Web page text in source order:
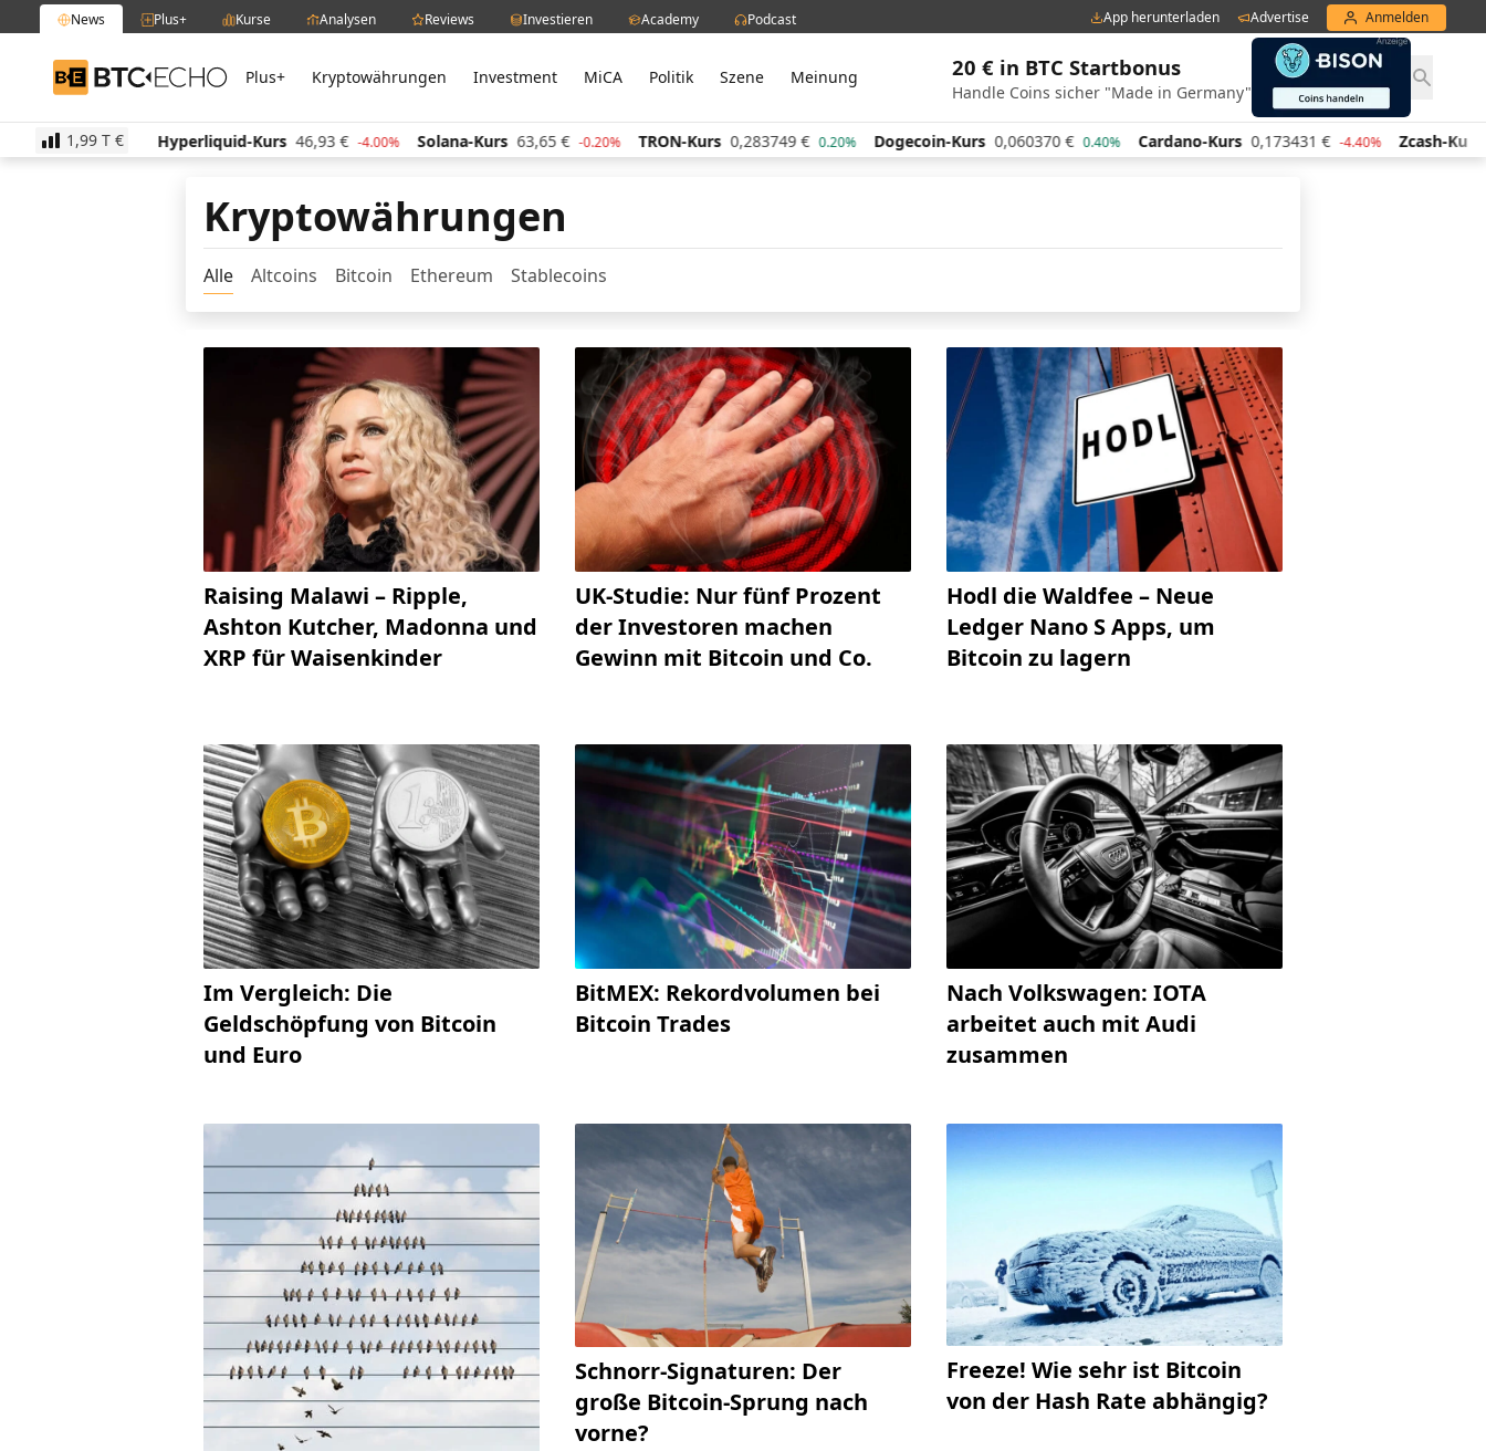
News Plus+ Kurse Analysen Reviews Investieren Academy Podcast App herunterladen Advertise Anmelden
BTC-ECHO Plus+ Kryptowährungen Investment MiCA Politik Szene Meinung 20 € in BTC Startbonus
Handle Coins sicher "Made in Germany"
1,99 T €
€ -0.20% Hyperliquid-Kurs 46,93 € -4.00% Solana-Kurs 63,65 € -0.20% TRON-Kurs 0,283749 € 0.20% Dogecoin-Kurs 0,060370 € 0.40% Cardano-Kurs 0,173431 € -4.40% Zcash-Kurs
Kryptowährungen
Alle Altcoins Bitcoin Ethereum Stablecoins
Raising Malawi – Ripple,
Ashton Kutcher, Madonna und
XRP für Waisenkinder
UK-Studie: Nur fünf Prozent
der Investoren machen
Gewinn mit Bitcoin und Co.
Hodl die Waldfee – Neue
Ledger Nano S Apps, um
Bitcoin zu lagern
Im Vergleich: Die
Geldschöpfung von Bitcoin
und Euro
BitMEX: Rekordvolumen bei
Bitcoin Trades
Nach Volkswagen: IOTA
arbeitet auch mit Audi
zusammen
Schnorr-Signaturen: Der
große Bitcoin-Sprung nach
vorne?
Freeze! Wie sehr ist Bitcoin
von der Hash Rate abhängig?